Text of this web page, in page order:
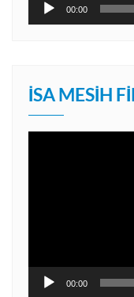
00:00
İSA MESIH
00:00